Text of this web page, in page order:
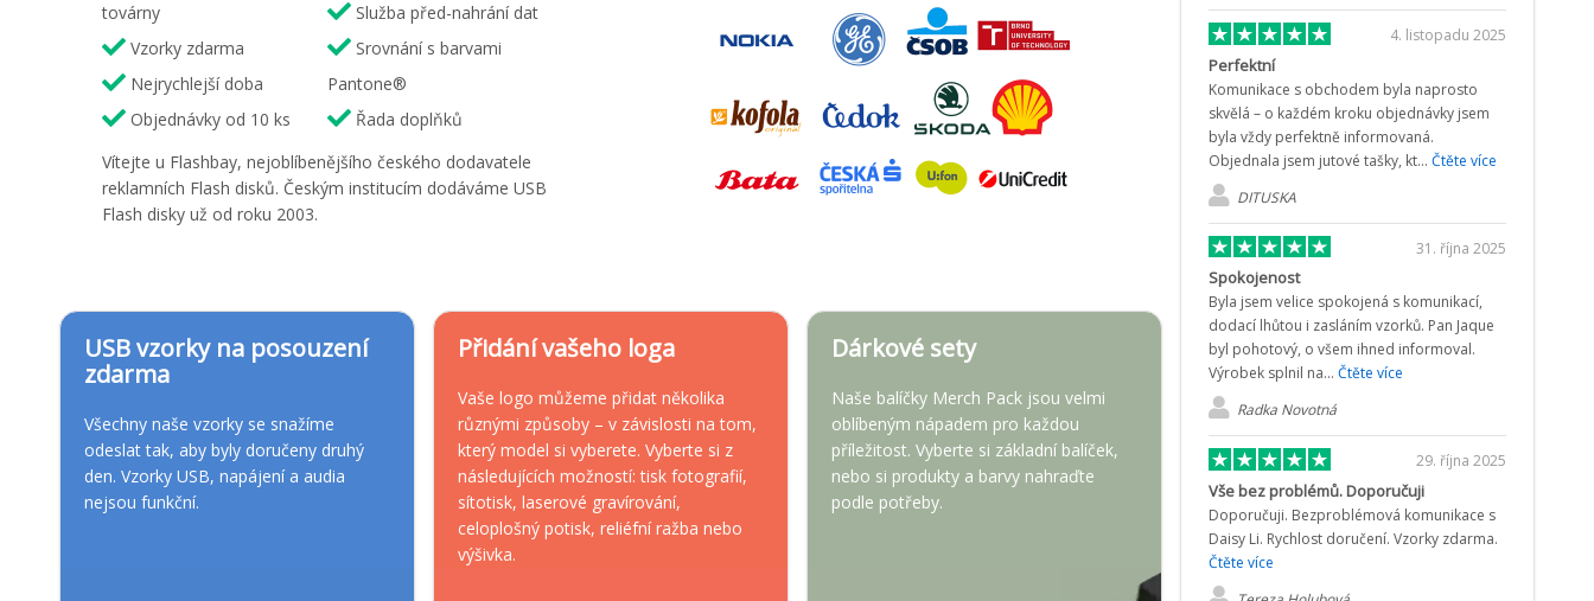
továrny
Vzorky zdarma
Nejrychlejší doba
Objednávky od 10 ks
Služba před-nahrání dat
Srovnání s barvami
Pantone®
Řada doplňků
Vítejte u Flashbay, nejoblíbenějšího českého dodavatele
reklamních Flash disků. Českým institucím dodáváme USB
Flash disky už od roku 2003.
4. listopadu 2025
Perfektní
Komunikace s obchodem byla naprosto
skvělá – o každém kroku objednávky jsem
byla vždy perfektně informovaná.
Objednala jsem jutové tašky, kt...Čtěte více
DITUSKA
31. října 2025
Spokojenost
Byla jsem velice spokojená s komunikací,
dodací lhůtou i zasláním vzorků. Pan Jaque
byl pohotový, o všem ihned informoval.
Výrobek splnil na...Čtěte více
Radka Novotná
29. října 2025
Vše bez problémů. Doporučuji
Doporučuji. Bezproblémová komunikace s
Daisy Li. Rychlost doručení. Vzorky zdarma.
Čtěte více
USB vzorky na posouzení
zdarma
Všechny naše vzorky se snažíme
odeslat tak, aby byly doručeny druhý
den. Vzorky USB, napájení a audia
nejsou funkční.
Přidání vašeho loga
Vaše logo můžeme přidat několika
různými způsoby – v závislosti na tom,
který model si vyberete. Vyberte si z
následujících možností: tisk fotografií,
sítotisk, laserové gravírování,
celoplošný potisk, reliéfní ražba nebo
výšivka.
Dárkové sety
Naše balíčky Merch Pack jsou velmi
oblíbeným nápadem pro každou
příležitost. Vyberte si základní balíček,
nebo si produkty a barvy nahraďte
podle potřeby.